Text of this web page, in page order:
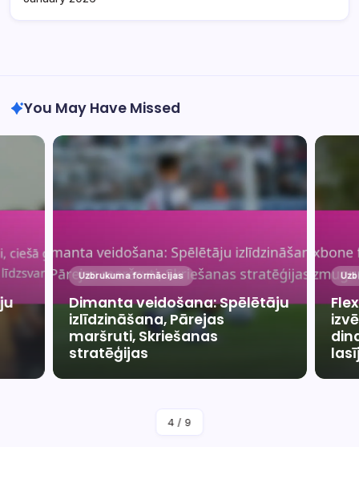
You May Have Missed
Uzbrukuma formācijas
Dimanta veidošana: Spēlētāju
izlīdzināšana, Pārejas
maršruti, Skriešanas
stratēģijas
By Kails Andersons
4/ 9